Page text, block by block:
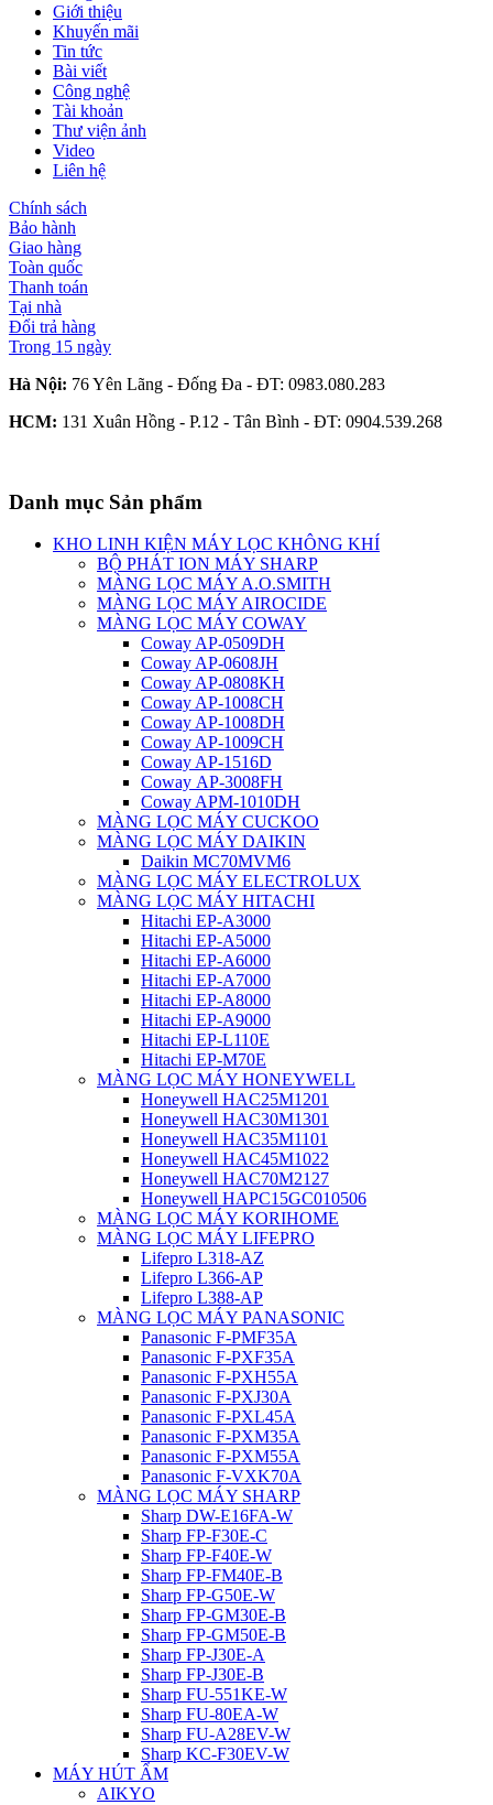
Giới thiệu
Khuyến mãi
Tin tức
Bài viết
Công nghệ
Tài khoản
Thư viện ảnh
Video
Liên hệ
Chính sách
Bảo hành
Giao hàng
Toàn quốc
Thanh toán
Tại nhà
Đổi trả hàng
Trong 15 ngày
Hà Nội: 76 Yên Lãng - Đống Đa - ĐT: 0983.080.283
HCM: 131 Xuân Hồng - P.12 - Tân Bình - ĐT: 0904.539.268
Danh mục Sản phẩm
KHO LINH KIỆN MÁY LỌC KHÔNG KHÍ
BỘ PHÁT ION MÁY SHARP
MÀNG LỌC MÁY A.O.SMITH
MÀNG LỌC MÁY AIROCIDE
MÀNG LỌC MÁY COWAY
Coway AP-0509DH
Coway AP-0608JH
Coway AP-0808KH
Coway AP-1008CH
Coway AP-1008DH
Coway AP-1009CH
Coway AP-1516D
Coway AP-3008FH
Coway APM-1010DH
MÀNG LỌC MÁY CUCKOO
MÀNG LỌC MÁY DAIKIN
Daikin MC70MVM6
MÀNG LỌC MÁY ELECTROLUX
MÀNG LỌC MÁY HITACHI
Hitachi EP-A3000
Hitachi EP-A5000
Hitachi EP-A6000
Hitachi EP-A7000
Hitachi EP-A8000
Hitachi EP-A9000
Hitachi EP-L110E
Hitachi EP-M70E
MÀNG LỌC MÁY HONEYWELL
Honeywell HAC25M1201
Honeywell HAC30M1301
Honeywell HAC35M1101
Honeywell HAC45M1022
Honeywell HAC70M2127
Honeywell HAPC15GC010506
MÀNG LỌC MÁY KORIHOME
MÀNG LỌC MÁY LIFEPRO
Lifepro L318-AZ
Lifepro L366-AP
Lifepro L388-AP
MÀNG LỌC MÁY PANASONIC
Panasonic F-PMF35A
Panasonic F-PXF35A
Panasonic F-PXH55A
Panasonic F-PXJ30A
Panasonic F-PXL45A
Panasonic F-PXM35A
Panasonic F-PXM55A
Panasonic F-VXK70A
MÀNG LỌC MÁY SHARP
Sharp DW-E16FA-W
Sharp FP-F30E-C
Sharp FP-F40E-W
Sharp FP-FM40E-B
Sharp FP-G50E-W
Sharp FP-GM30E-B
Sharp FP-GM50E-B
Sharp FP-J30E-A
Sharp FP-J30E-B
Sharp FU-551KE-W
Sharp FU-80EA-W
Sharp FU-A28EV-W
Sharp KC-F30EV-W
MÁY HÚT ẨM
AIKYO